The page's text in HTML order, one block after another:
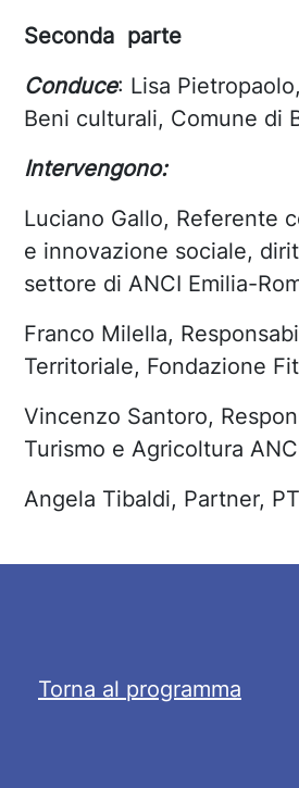
Seconda parte
Conduce: Lisa
Beni culturali, Comune di
Intervengono:
Luciano Gallo, Referente
e innovazione sociale,
settore di ANCI Emilia-
Franco Milella,
Territoriale, Fondazione
Vincenzo Santoro,
Turismo e Agricoltura
Angela Tibaldi, Partner,
Torna al programma